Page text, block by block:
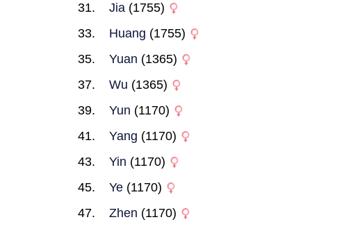
Jia (1755)
Huang (1755)
Yuan (1365)
Wu (1365)
Yun (1170)
Yang (1170)
Yin (1170)
Ye (1170)
Zhen (1170)